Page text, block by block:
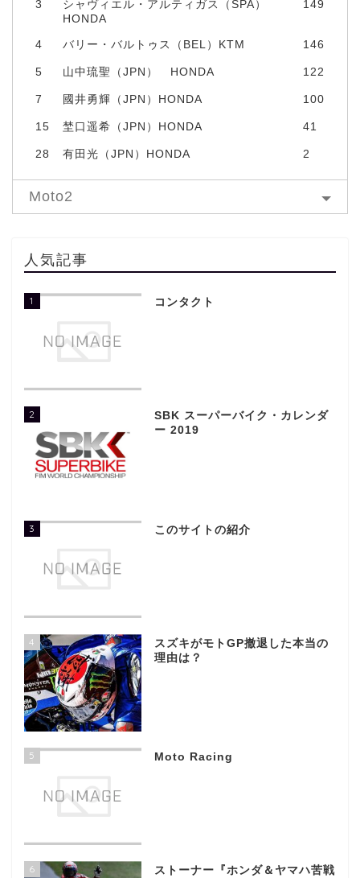
3
シャヴィエル・アルティガス（SPA）
HONDA
149
4 バリー・バルトゥス（BEL）KTM 146
5 山中琉聖（JPN） HONDA 122
7 國井勇輝（JPN）HONDA 100
15 埜口遥希（JPN）HONDA 41
28 有田光（JPN）HONDA 2
Moto2
人気記事
1 コンタクト
2
SBK スーパーバイク・カレンダ
ー 2019
3 このサイトの紹介
4
スズキがモトGP撤退した本当の
理由は？
5 Moto Racing
6
ストーナー『ホンダ＆ヤマハ苦戦